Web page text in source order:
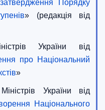
Порядку
» (редакція від
України від
про Національний
»
України від
Національного